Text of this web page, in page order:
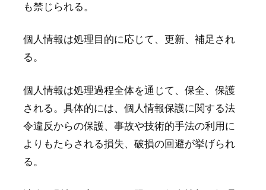
も禁じられる。
個人情報は処理目的に応じて、更新、補足され
る。
個人情報は処理過程全体を通じて、保全、保護
される。具体的には、個人情報保護に関する法
令違反からの保護、事故や技術的手法の利用に
よりもたらされる損失、破損の回避が挙げられ
る。